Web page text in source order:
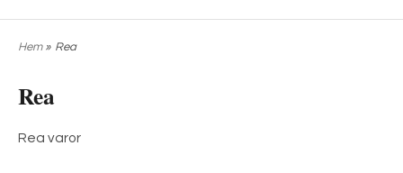
Hem» Rea
Rea
Rea varor